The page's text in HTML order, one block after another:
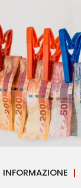
INFORMAZIONE